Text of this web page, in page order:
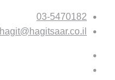
03-5470182
hagit@hagitsaar.co.il